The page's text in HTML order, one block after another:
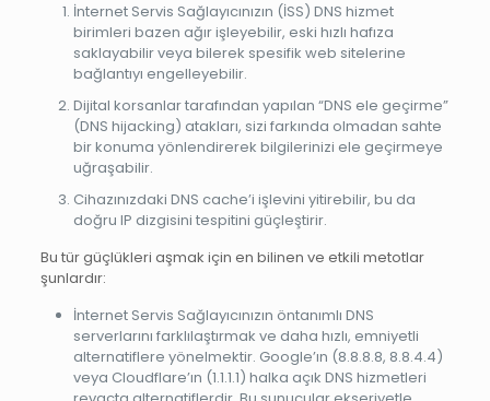
İnternet Servis Sağlayıcınızın (İSS) DNS hizmet
birimleri bazen ağır işleyebilir, eski hızlı hafıza
saklayabilir veya bilerek spesifik web sitelerine
bağlantıyı engelleyebilir.
Dijital korsanlar tarafından yapılan “DNS ele geçirme”
(DNS hijacking) atakları, sizi farkında olmadan sahte
bir konuma yönlendirerek bilgilerinizi ele geçirmeye
uğraşabilir.
Cihazınızdaki DNS cache’i işlevini yitirebilir, bu da
doğru IP dizgisini tespitini güçleştirir.
Bu tür güçlükleri aşmak için en bilinen ve etkili metotlar
şunlardır:
İnternet Servis Sağlayıcınızın öntanımlı DNS
serverlarını farklılaştırmak ve daha hızlı, emniyetli
alternatiflere yönelmektir. Google’ın (8.8.8.8, 8.8.4.4)
veya Cloudflare’ın (1.1.1.1) halka açık DNS hizmetleri